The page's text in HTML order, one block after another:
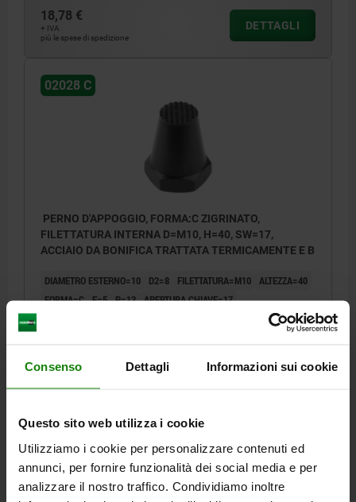
Consenso Dettagli Informazioni sui cookie
Questo sito web utilizza i cookie
Utilizziamo i cookie per personalizzare contenuti ed
annunci, per fornire funzionalità dei social media e per
analizzare il nostro traffico. Condividiamo inoltre
18,78 €
+ IVA
più le spese di spedizione
DETTAGLI
02028 C
PERNO D'APPOGGIO, FORMA:C ZIGRINATO,
FILETTATURA INTERNA D=M10, H=40, SW=17,
ACCIAIO DA BONIFICA TRATTATA TERMICAMENTE E B
DIAMETRO ESTERNO=10 D2=8 FILETTATURA=M10 ALTEZZA=40
FORMA=C E=5 P=13 APERTURA CHIAVE=17
19,56 €
DETTAGLI
02028 C